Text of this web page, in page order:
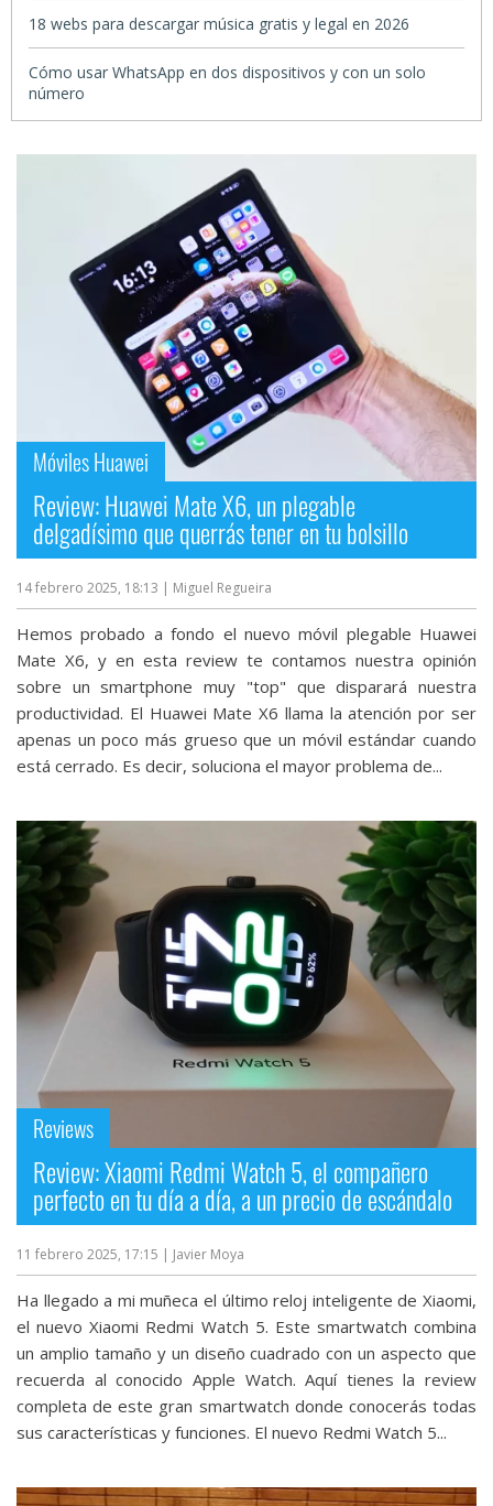
18 webs para descargar música gratis y legal en 2026
Cómo usar WhatsApp en dos dispositivos y con un solo
número
Móviles Huawei
Review: Huawei Mate X6, un plegable
delgadísimo que querrás tener en tu bolsillo
14 febrero 2025, 18:13 | Miguel Regueira
Hemos probado a fondo el nuevo móvil plegable Huawei
Mate X6, y en esta review te contamos nuestra opinión
sobre un smartphone muy "top" que disparará nuestra
productividad. El Huawei Mate X6 llama la atención por ser
apenas un poco más grueso que un móvil estándar cuando
está cerrado. Es decir, soluciona el mayor problema de...
Reviews
Review: Xiaomi Redmi Watch 5, el compañero
perfecto en tu día a día, a un precio de escándalo
11 febrero 2025, 17:15 | Javier Moya
Ha llegado a mi muñeca el último reloj inteligente de Xiaomi,
el nuevo Xiaomi Redmi Watch 5. Este smartwatch combina
un amplio tamaño y un diseño cuadrado con un aspecto que
recuerda al conocido Apple Watch. Aquí tienes la review
completa de este gran smartwatch donde conocerás todas
sus características y funciones. El nuevo Redmi Watch 5...